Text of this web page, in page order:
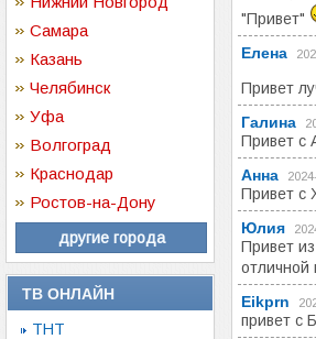
Самара
Казань
Челябинск
Уфа
Волгоград
Краснодар
Ростов-на-Дону
другие города
ТВ ОНЛАЙН
ТНТ
"Привет"
Елена
Привет
Галина
Привет с
Анна
Привет с
Юлия
Привет
отличной
Eikprn
привет с